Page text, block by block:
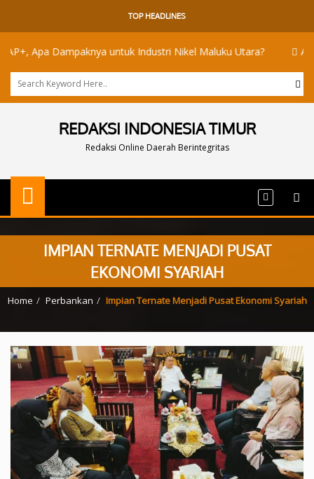
TOP HEADLINES
untuk Industri Nikel Maluku Utara? Akademisi UI
REDAKSI INDONESIA TIMUR
Redaksi Online Daerah Berintegritas
IMPIAN TERNATE MENJADI PUSAT
EKONOMI SYARIAH
Home Perbankan Impian Ternate Menjadi Pusat Ekonomi Syariah